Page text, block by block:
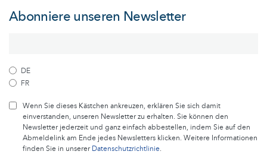
Abonniere unseren Newsletter
DE
FR
Wenn Sie dieses Kästchen ankreuzen, erklären Sie sich damit
einverstanden, unseren Newsletter zu erhalten. Sie können den
Newsletter jederzeit und ganz einfach abbestellen, indem Sie auf den
Abmeldelink am Ende jedes Newsletters klicken. Weitere Informationen
finden Sie in unsererDatenschutzrichtlinie.